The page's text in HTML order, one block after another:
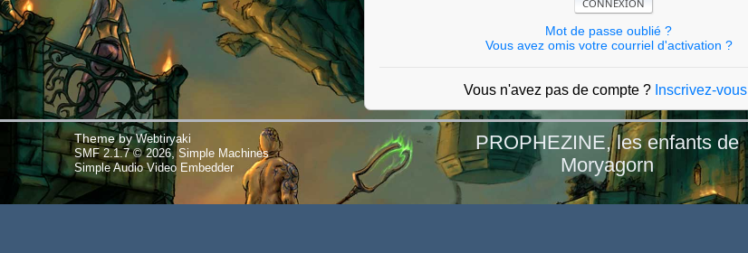
Mot de passe oublié ?
Vous avez omis votre courriel d'activation ?
Vous n'avez pas de compte ? Inscrivez-vous
Theme byWebtiryaki
SMF 2.1.7 © 2026,Simple Machines
Simple Audio Video Embedder
PROPHEZINE, les enfants de
Moryagorn